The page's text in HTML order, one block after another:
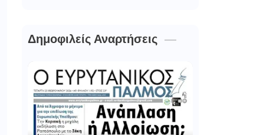
Δημοφιλείς Αναρτήσεις